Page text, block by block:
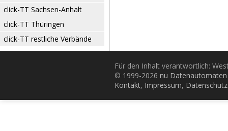
click-TT Sachsen-Anhalt
click-TT Thüringen
click-TT restliche Verbände
Für den Inhalt verantwortlich:
© 1999-2026 nu
Kontakt, Impressum, Datenschutz